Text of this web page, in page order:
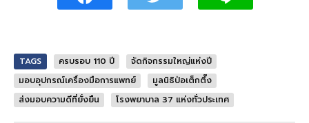
TAGS ครบรอบ 110 ปี
จัดกิจกรรมใหญ่แห่งปี
มอบอุปกรณ์เครื่องมือการแพทย์
มูลนิธิป่อเต็กตึ๊ง
ส่งมอบความดีที่ยั่งยืน
โรงพยาบาล 37 แห่งทั่วประเทศ